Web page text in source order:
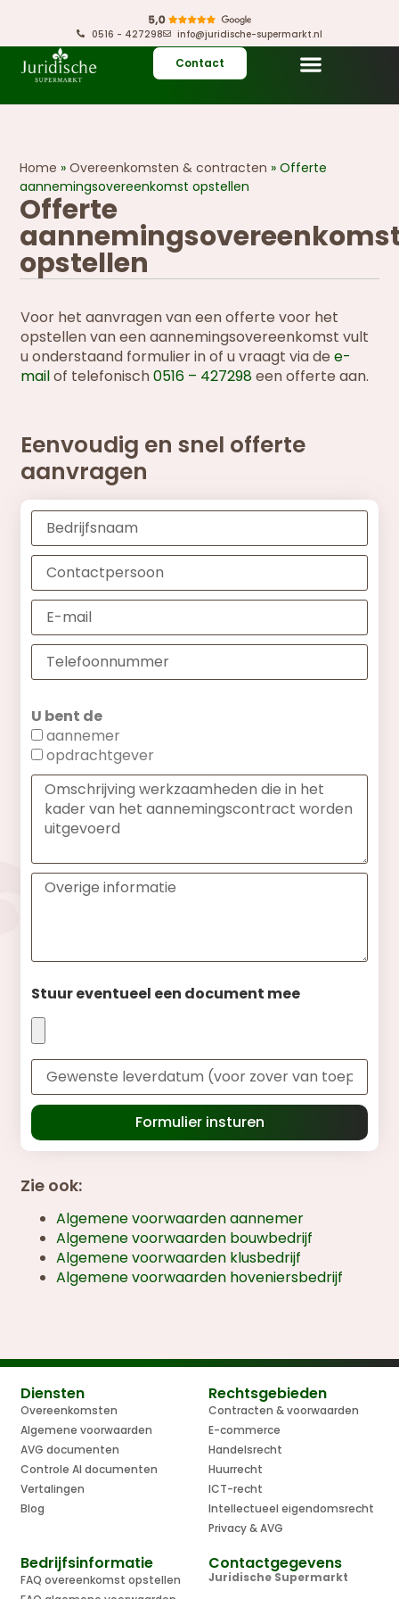
0516 - 427298 info@juridische-supermarkt.nl
Contact
Offerte
opstellen
Home »Overeenkomsten & contracten »Offerte
aannemingsovereenkomst opstellen
Voor het aanvragen van een offerte voor het
opstellen van een aannemingsovereenkomst vult
u onderstaand formulier in of u vraagt via dee-
mailof telefonisch0516 – 427298een offerte aan.
Eenvoudig en snel offerte
aanvragen
U bent de
aannemer
opdrachtgever
Stuur eventueel een document mee
Formulier insturen
Zie ook:
Algemene voorwaarden aannemer
Algemene voorwaarden bouwbedrijf
Algemene voorwaarden klusbedrijf
Algemene voorwaarden hoveniersbedrijf
Diensten
Overeenkomsten
Algemene voorwaarden
AVG documenten
Controle AI documenten
Vertalingen
Blog
Rechtsgebieden
Contracten & voorwaarden
E-commerce
Handelsrecht
Huurrecht
ICT-recht
Intellectueel eigendomsrecht
Privacy & AVG
Bedrijfsinformatie
FAQ overeenkomst opstellen
Contactgegevens
Juridische Supermarkt